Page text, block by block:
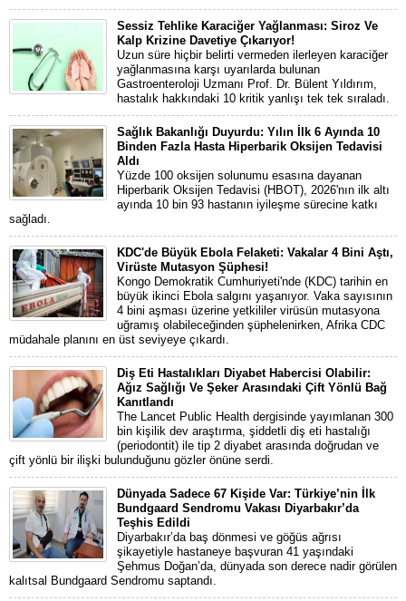
Sessiz Tehlike Karaciğer Yağlanması: Siroz Ve
Kalp Krizine Davetiye Çıkarıyor!
Uzun süre hiçbir belirti vermeden ilerleyen karaciğer
yağlanmasına karşı uyarılarda bulunan
Gastroenteroloji Uzmanı Prof. Dr. Bülent Yıldırım,
hastalık hakkındaki 10 kritik yanlışı tek tek sıraladı.
Sağlık Bakanlığı Duyurdu: Yılın İlk 6 Ayında 10
Binden Fazla Hasta Hiperbarik Oksijen Tedavisi
Aldı
Yüzde 100 oksijen solunumu esasına dayanan
Hiperbarik Oksijen Tedavisi (HBOT), 2026'nın ilk altı
ayında 10 bin 93 hastanın iyileşme sürecine katkı
sağladı.
KDC'de Büyük Ebola Felaketi: Vakalar 4 Bini Aştı,
Virüste Mutasyon Şüphesi!
Kongo Demokratik Cumhuriyeti'nde (KDC) tarihin en
büyük ikinci Ebola salgını yaşanıyor. Vaka sayısının
4 bini aşması üzerine yetkililer virüsün mutasyona
uğramış olabileceğinden şüphelenirken, Afrika CDC
müdahale planını en üst seviyeye çıkardı.
Diş Eti Hastalıkları Diyabet Habercisi Olabilir:
Ağız Sağlığı Ve Şeker Arasındaki Çift Yönlü Bağ
Kanıtlandı
The Lancet Public Health dergisinde yayımlanan 300
bin kişilik dev araştırma, şiddetli diş eti hastalığı
(periodontit) ile tip 2 diyabet arasında doğrudan ve
çift yönlü bir ilişki bulunduğunu gözler önüne serdi.
Dünyada Sadece 67 Kişide Var: Türkiye’nin İlk
Bundgaard Sendromu Vakası Diyarbakır’da
Teşhis Edildi
Diyarbakır’da baş dönmesi ve göğüs ağrısı
şikayetiyle hastaneye başvuran 41 yaşındaki
Şehmus Doğan’da, dünyada son derece nadir görülen
kalıtsal Bundgaard Sendromu saptandı.